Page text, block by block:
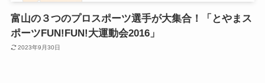
富山の３つのプロスポーツ選手が大集合！「とやまス
ポーツFUN!FUN!大運動会2016」
2023年9月30日